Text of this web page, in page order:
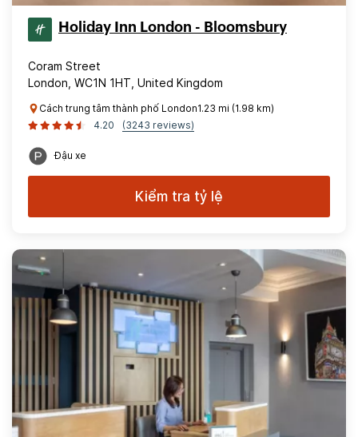
Holiday Inn London - Bloomsbury
Coram Street
London, WC1N 1HT, United Kingdom
Cách trung tâm thành phố London1.23 mi (1.98 km)
4.20
(3243 reviews)
Đậu xe
Kiểm tra tỷ lệ